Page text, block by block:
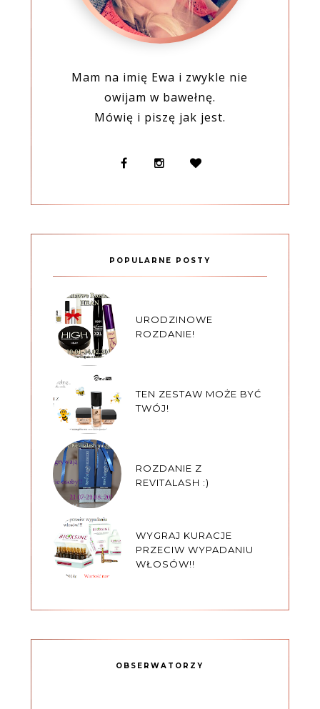
Mam na imię Ewa i zwykle nie
owijam w bawełnę.
Mówię i piszę jak jest.
POPULARNE POSTY
URODZINOWE
ROZDANIE!
TEN ZESTAW MOŻE BYĆ
TWÓJ!
ROZDANIE Z
REVITALASH :)
WYGRAJ KURACJE
PRZECIW WYPADANIU
WŁOSÓW!!
OBSERWATORZY